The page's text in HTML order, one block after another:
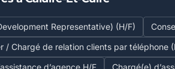
Representative) (H/F)
/ Chargé de relation clients par téléphone
d’agence H/F
Chargé(e)